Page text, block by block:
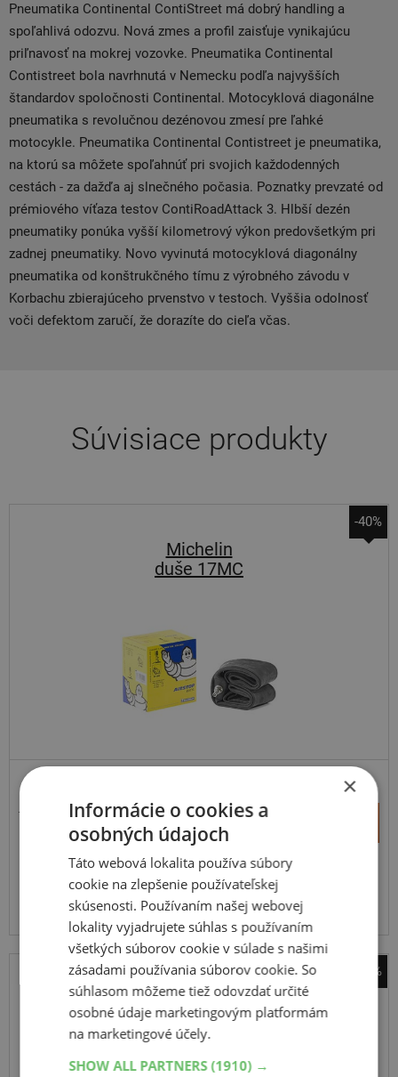
Pneumatika Continental ContiStreet má dobrý handling a
spoľahlivá odozvu. Nová zmes a profil zaisťuje vynikajúcu
priľnavosť na mokrej vozovke. Pneumatika Continental
Contistreet bola navrhnutá v Nemecku podľa najvyšších
štandardov spoločnosti Continental. Motocyklová diagonálne
pneumatika s revolučnou dezénovou zmesí pre ľahké
motocykle. Pneumatika Continental Contistreet je pneumatika,
na ktorú sa môžete spoľahnúť pri svojich každodenných
cestách - za dažďa aj slnečného počasia. Poznatky prevzaté od
prémiového víťaza testov ContiRoadAttack 3. Hlbší dezén
pneumatiky ponúka vyšší kilometrový výkon predovšetkým pri
zadnej pneumatiky. Novo vyvinutá motocyklová diagonálny
pneumatika od konštrukčného tímu z výrobného závodu v
Korbachu zbierajúceho prvenstvo v testoch. Vyššia odolnosť
voči defektom zaručí, že dorazíte do cieľa včas.
Súvisiace produkty
-40%
Michelin
duše 17MC
19,68 €
11,90 €
Expedujeme budúci prac. deň
Na predajni v Bratislave 2 ks.
Centrálny sklad 20 ks.
-41%
Mitas
B 4
2.50
TT,F/R
×
Informácie o cookies a
osobných údajoch
Táto webová lokalita používa súbory
cookie na zlepšenie používateľskej
skúsenosti. Používaním našej webovej
lokality vyjadrujete súhlas s používaním
všetkých súborov cookie v súlade s našimi
zásadami používania súborov cookie. So
súhlasom môžeme tiež odovzdať určité
osobné údaje marketingovým platformám
na marketingové účely.
SHOW ALL PARTNERS(1910) →